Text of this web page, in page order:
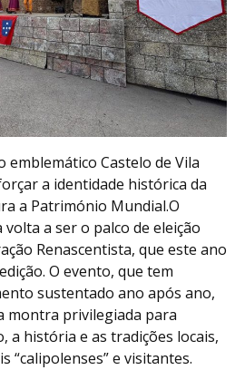
emblemático Castelo de Vila
a identidade histórica da
a Património Mundial.O
volta a ser o palco de eleição
Renascentista, que este ano
O evento, que tem
sustentado ano após ano,
montra privilegiada para
a história e as tradições locais,
“calipolenses” e visitantes.